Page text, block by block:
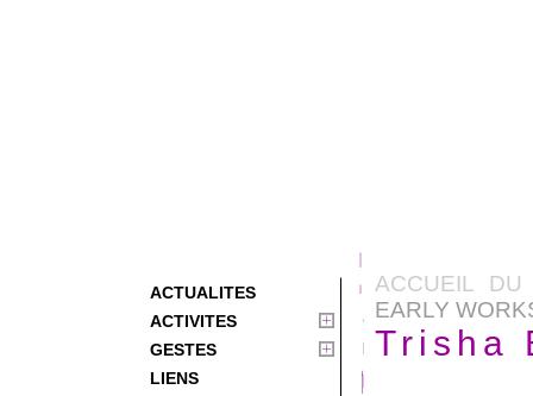
ACTUALITES
ACTIVITES
GESTES
LIENS
ACCUEIL DU
EARLY
Trisha